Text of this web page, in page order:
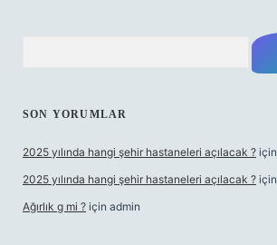
SON YORUMLAR
2025 yılında hangi şehir hastaneleri açılacak ? için
2025 yılında hangi şehir hastaneleri açılacak ? için
Ağırlık g mi ? için admin